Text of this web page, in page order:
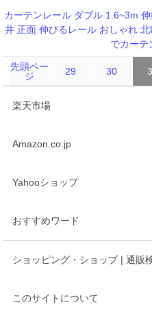
カーテンレール ダブル 1.6~3m
井 正面 伸びるレール おしゃれ
でカーテ
先頭ペー
ジ
29 30
楽天市場
Amazon.co.jp
Yahooショップ
おすすめワード
ショッピング・ショップ | 通販
このサイトについて